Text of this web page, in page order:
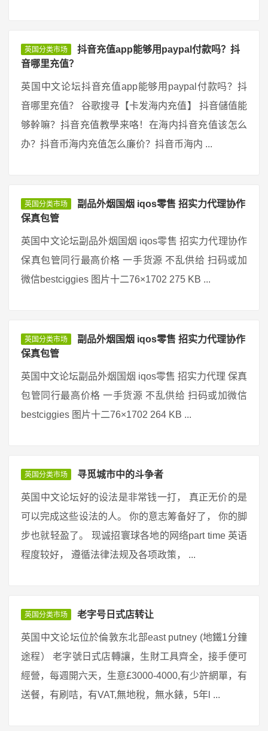
英国分类市场
抖音充值app能够用paypal付款吗？抖
音哪里充值？
英国中文论坛抖音充值app能够用paypal付款吗？抖
音哪里充值？ 谷歌搜寻【卡发海内充值】 抖音儲值能
够幹嘛？抖音充值教學来咯！在海内抖音充值该怎么
办？抖音币海内充值怎么廉价？抖音币海内 ...
英国分类市场
副品外烟国烟 iqos零售 招实力代理协作
保真包管
英国中文论坛副品外烟国烟 iqos零售 招实力代理协作
保真包管同行最高价格 一手货源 不乱供给 扫码或加
微信bestciggies 图片十二76×1702 275 KB ...
英国分类市场
副品外烟国烟 iqos零售 招实力代理协作
保真包管
英国中文论坛副品外烟国烟 iqos零售 招实力代理 保真
包管同行最高价格 一手货源 不乱供给 扫码或加微信
bestciggies 图片十二76×1702 264 KB ...
英国分类市场 寻觅城市中的斗争者
英国中文论坛好的设法是非常钱一打， 真正无价的是
可以完成这些设法的人。 你的意志筹备好了， 你的脚
步也就轻盈了。 现诚招寰球各地的网络part time 英语
程度较好， 遵循法律法规及各项政策， ...
英国分类市场 老字号日式店转让
英国中文论坛位於倫敦东北部east putney (地鐵1分鐘
途程） 老字號日式店轉讓，生財工具齊全，接手便可
經營，每週開六天，生意£3000-4000,有少許網單，有
送餐，有刷咭，有VAT,無地稅，無水錶，5年l ...